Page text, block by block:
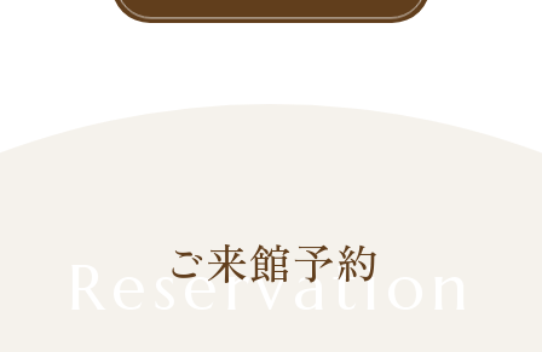
ご来館予約
Reservation